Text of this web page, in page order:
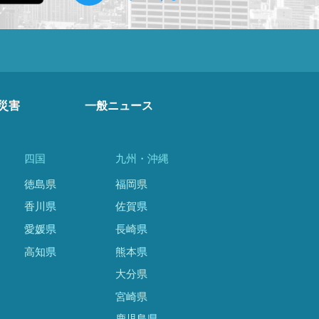
害 一般ニュース
四国
徳島県
香川県
愛媛県
高知県
九州・沖縄
福岡県
佐賀県
長崎県
熊本県
大分県
宮崎県